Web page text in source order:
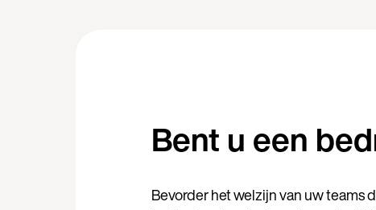
Bent u een
Bevorder het welzijn van uw teams